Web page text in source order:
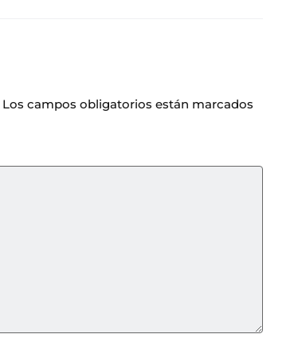
Los campos obligatorios están marcados